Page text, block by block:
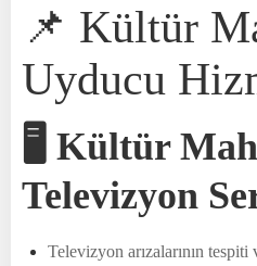
📌 Kültür
Uyducu
🖥 Kültür
Televizyon
Televizyon arızalarının tespiti